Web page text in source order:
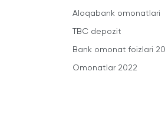
Aloqabank omonatlari
TBC depozit
Bank omonat foizlari
Omonatlar 2022